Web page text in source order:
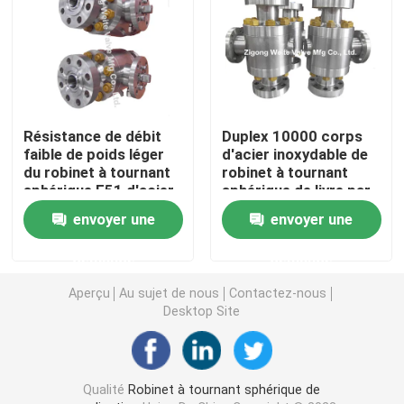
Valve d'arrêt de secours
Robinet à tournant sphérique complètement soudé
robinet à tournant sphérique de flottement
Robinet à tournant sphérique monté par tourillon
robinet à tournant sphérique électrique
Robinet à tournant sphérique de joint en métal
Résistance de débit
faible de poids léger
du robinet à tournant
sphérique F51 d'acier
inoxydable api 608
envoyer une
Duplex 10000 corps
d'acier inoxydable de
robinet à tournant
sphérique de livre par
pouce carré F51 410
STL
envoyer une
Aperçu Au sujet de nous
Contactez-nous
Desktop Site
Qualité Robinet à tournant sphérique de